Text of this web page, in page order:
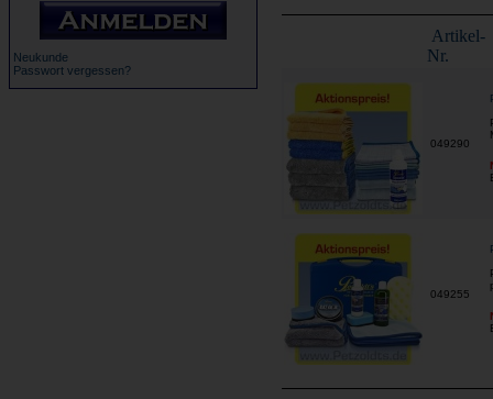
Neukunde
Passwort vergessen?
Artikel-
Nr.
049290
049255